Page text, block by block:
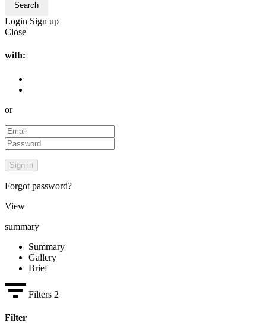
Search
Login Sign up
Close
with:
or
Forgot password?
View
summary
Summary
Gallery
Brief
Filters 2
Filter